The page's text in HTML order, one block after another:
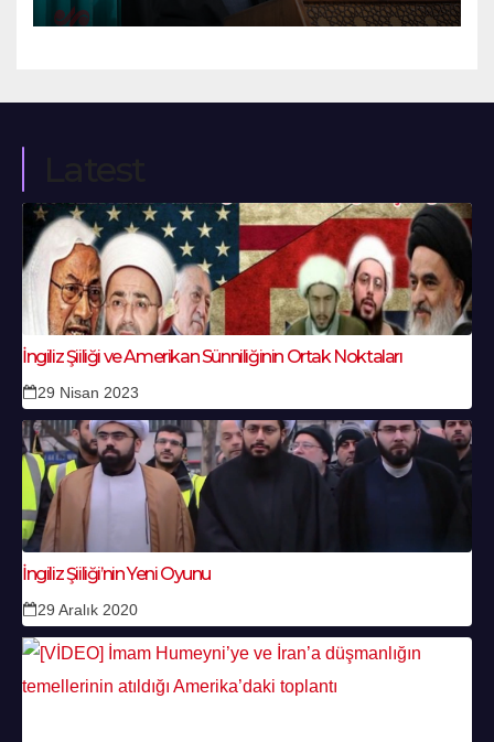
İngiliz Şiiliği ve Amerikan Sünniliğinin Ortak Noktaları
29 Nisan 2023
İngiliz Şiiliği’nin Yeni Oyunu
29 Aralık 2020